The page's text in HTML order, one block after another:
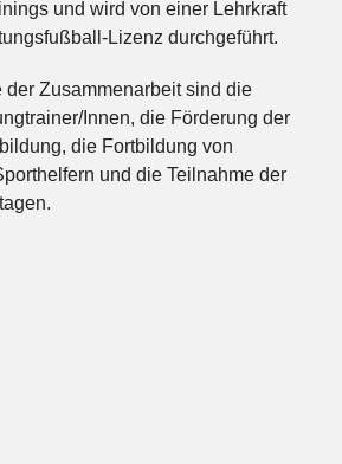
und wird von einer Lehrkraft
Lizenz durchgeführt.
der Zusammenarbeit sind die
Innen, die Förderung der
die Fortbildung von
und die Teilnahme der